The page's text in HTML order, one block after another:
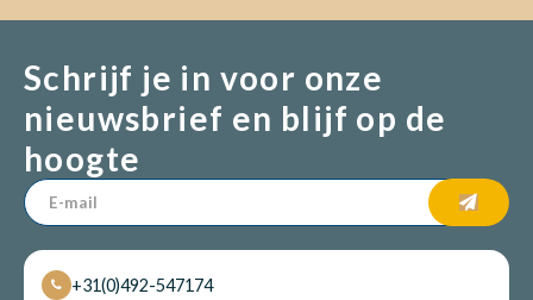
Schrijf je in voor onze
nieuwsbrief en blijf op de
hoogte
+31(0)492-547174